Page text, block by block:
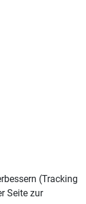
(Tracking
Seite zur